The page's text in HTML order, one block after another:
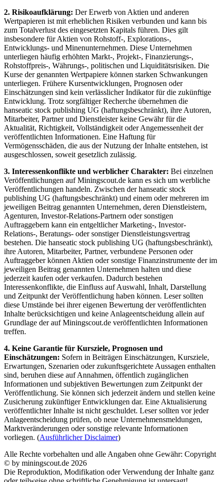
2. Risikoaufklärung: Der Erwerb von Aktien und anderen
Wertpapieren ist mit erheblichen Risiken verbunden und kann bis
zum Totalverlust des eingesetzten Kapitals führen. Dies gilt
insbesondere für Aktien von Rohstoff-, Explorations-,
Entwicklungs- und Minenunternehmen. Diese Unternehmen
unterliegen häufig erhöhten Markt-, Projekt-, Finanzierungs-,
Rohstoffpreis-, Währungs-, politischen und Liquiditätsrisiken. Die
Kurse der genannten Wertpapiere können starken Schwankungen
unterliegen. Frühere Kursentwicklungen, Prognosen oder
Einschätzungen sind kein verlässlicher Indikator für die zukünftige
Entwicklung. Trotz sorgfältiger Recherche übernehmen die
hanseatic stock publishing UG (haftungsbeschränkt), ihre Autoren,
Mitarbeiter, Partner und Dienstleister keine Gewähr für die
Aktualität, Richtigkeit, Vollständigkeit oder Angemessenheit der
veröffentlichten Informationen. Eine Haftung für
Vermögensschäden, die aus der Nutzung der Inhalte entstehen, ist
ausgeschlossen, soweit gesetzlich zulässig.
3. Interessenkonflikte und werblicher Charakter: Bei einzelnen
Veröffentlichungen auf Miningscout.de kann es sich um werbliche
Veröffentlichungen handeln. Zwischen der hanseatic stock
publishing UG (haftungsbeschränkt) und einem oder mehreren im
jeweiligen Beitrag genannten Unternehmen, deren Dienstleistern,
Agenturen, Investor-Relations-Partnern oder sonstigen
Auftraggebern kann ein entgeltlicher Marketing-, Investor-
Relations-, Beratungs- oder sonstiger Dienstleistungsvertrag
bestehen. Die hanseatic stock publishing UG (haftungsbeschränkt),
ihre Autoren, Mitarbeiter, Partner, verbundene Personen oder
Auftraggeber können Aktien oder sonstige Finanzinstrumente der im
jeweiligen Beitrag genannten Unternehmen halten und diese
jederzeit kaufen oder verkaufen. Dadurch bestehen
Interessenkonflikte, die Einfluss auf Auswahl, Inhalt, Darstellung
und Zeitpunkt der Veröffentlichung haben können. Leser sollten
diese Umstände bei ihrer eigenen Bewertung der veröffentlichten
Inhalte berücksichtigen und keine Anlageentscheidung allein auf
Grundlage der auf Miningscout.de veröffentlichten Informationen
treffen.
4. Keine Garantie für Kursziele, Prognosen und
Einschätzungen: Sofern in Beiträgen Einschätzungen, Kursziele,
Erwartungen, Szenarien oder zukunftsgerichtete Aussagen enthalten
sind, beruhen diese auf Annahmen, öffentlich zugänglichen
Informationen und subjektiven Bewertungen zum Zeitpunkt der
Veröffentlichung. Sie können sich jederzeit ändern und stellen keine
Zusicherung zukünftiger Entwicklungen dar. Eine Aktualisierung
veröffentlichter Inhalte ist nicht geschuldet. Leser sollten vor jeder
Anlageentscheidung prüfen, ob neue Unternehmensmeldungen,
Marktveränderungen oder sonstige relevante Informationen
vorliegen. (Ausführlicher Disclaimer)
Alle Rechte vorbehalten und alle Angaben ohne Gewähr: Copyright
© by miningscout.de 2026
Die Reproduktion, Modifikation oder Verwendung der Inhalte ganz